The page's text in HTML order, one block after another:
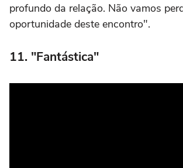
profundo da relação. Não vamos
oportunidade deste encontro".
11. "Fantástica"